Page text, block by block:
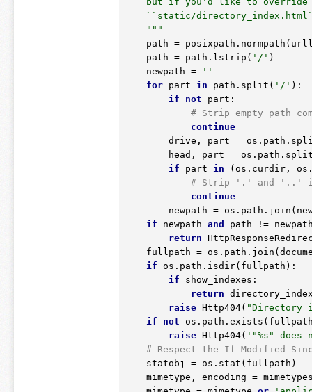
    """
    path = path.lstrip(
'/' )
    newpath =
''
for part in path.split( '/' ):
if
not part:
# Strip empty path
continue
if part in (os.curdir,
# Strip '.' and '..'
continue
newpath =
if newpath and
path !=
return
if os.path.isdir(fullpath):
if show_indexes:
return
raise Http404( "Directory
if
not
raise Http404( '"%s"
# Respect the If-Modified-